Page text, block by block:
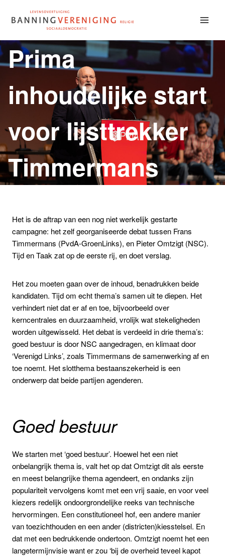
naar
Prima
inhoudelijke start
voor lijsttrekker
Timmermans
Het is de aftrap van een nog niet werkelijk gestarte
campagne: het zelf georganiseerde debat tussen Frans
Timmermans (PvdA-GroenLinks), en Pieter Omtzigt (NSC).
Tijd en Taak zat op de eerste rij, en doet verslag.
Het zou moeten gaan over de inhoud, benadrukken beide
kandidaten. Tijd om echt thema’s samen uit te diepen. Het
verhindert niet dat er af en toe, bijvoorbeeld over
kerncentrales en duurzaamheid, vrolijk wat stekeligheden
worden uitgewisseld. Het debat is verdeeld in drie thema’s:
goed bestuur is door NSC aangedragen, en klimaat door
‘Verenigd Links’, zoals Timmermans de samenwerking af en
toe noemt. Het slotthema bestaanszekerheid is een
onderwerp dat beide partijen agenderen.
Goed bestuur
We starten met ‘goed bestuur’. Hoewel het een niet
onbelangrijk thema is, valt het op dat Omtzigt dit als eerste
en meest belangrijke thema agendeert, en ondanks zijn
populariteit vervolgens komt met een vrij saaie, en voor veel
kiezers redelijk ondoorgrondelijke reeks van technische
hervormingen. Een constitutioneel hof, een andere manier
van toezichthouden en een ander (districten)kiesstelsel. En
dat met een bedrukkende ondertoon. Omtzigt noemt het een
langetermijnvisie want er zou ‘bij de overheid teveel kapot